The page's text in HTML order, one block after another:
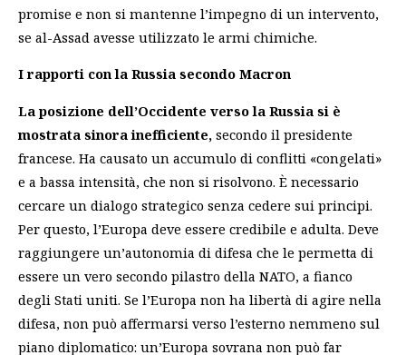
promise e non si mantenne l’impegno di un intervento,
se al-Assad avesse utilizzato le armi chimiche.
I rapporti con la Russia secondo Macron
La posizione dell’Occidente verso la Russia si è
mostrata sinora inefficiente, secondo il presidente
francese. Ha causato un accumulo di conflitti «congelati»
e a bassa intensità, che non si risolvono. È necessario
cercare un dialogo strategico senza cedere sui principi.
Per questo, l’Europa deve essere credibile e adulta. Deve
raggiungere un’autonomia di difesa che le permetta di
essere un vero secondo pilastro della NATO, a fianco
degli Stati uniti. Se l’Europa non ha libertà di agire nella
difesa, non può affermarsi verso l’esterno nemmeno sul
piano diplomatico: un’Europa sovrana non può far